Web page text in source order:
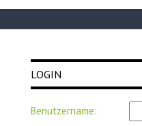
LOGIN
Benutzername: